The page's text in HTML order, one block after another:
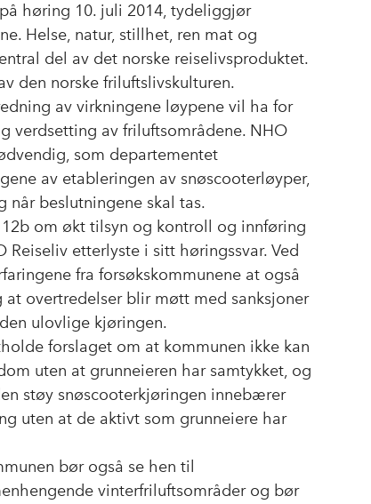
høring 10. juli 2014, tydeliggjør
Helse, natur, stillhet, ren mat og
del av det norske reiselivsproduktet.
den norske friluftslivskulturen.
av virkningene løypene vil ha for
verdsetting av friluftsområdene. NHO
som departementet
av etableringen av snøscooterløyper,
når beslutningene skal tas.
om økt tilsyn og kontroll og innføring
Reiseliv etterlyste i sitt høringssvar. Ved
fra forsøkskommunene at også
overtredelser blir møtt med sanksjoner
ulovlige kjøringen.
forslaget om at kommunen ikke kan
uten at grunneieren har samtykket, og
støy snøscooterkjøringen innebærer
uten at de aktivt som grunneiere har
bør også se hen til
vinterfriluftsområder og bør